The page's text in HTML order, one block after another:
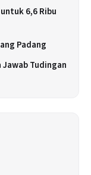
6,6 Ribu
Padang
Jawab Tudingan